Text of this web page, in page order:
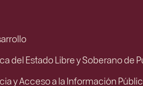
del Estado Libre y Soberano de
y Acceso a la Información